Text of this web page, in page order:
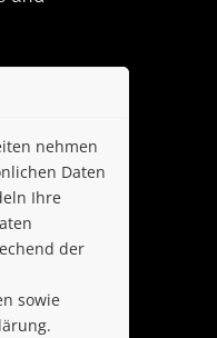
nehmen
Daten
Ihre
der
sowie